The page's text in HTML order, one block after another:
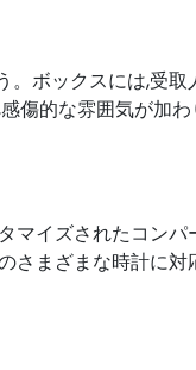
ボックスには,受取
傷的な雰囲気が加わ
マイズされたコンパ
さまざまな時計に対